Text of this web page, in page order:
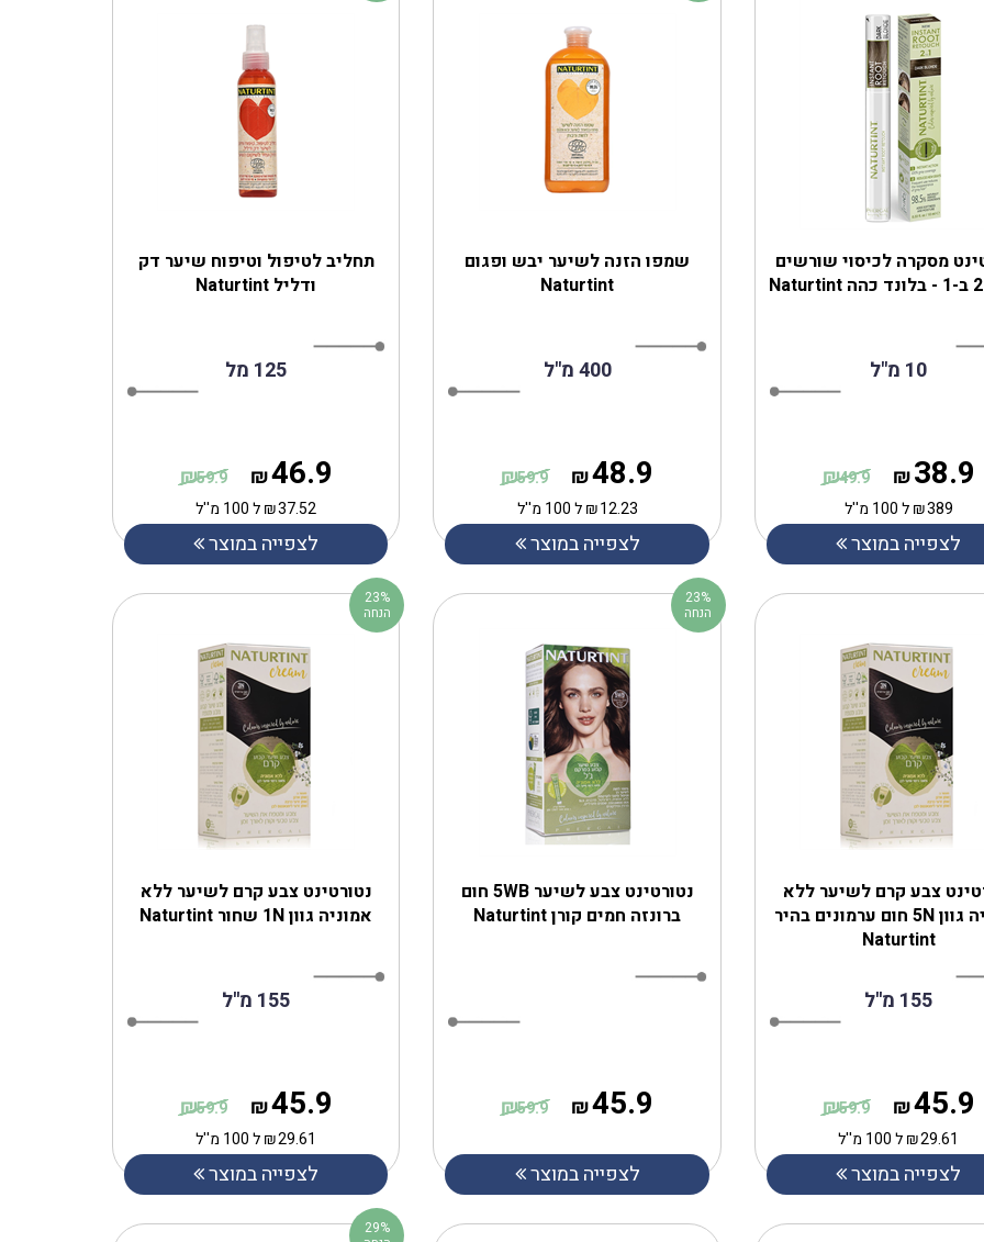
תחליב לטיפול וטיפוח שיער דק
ודליל Naturtint
125 מל
46.9
₪
59.9
₪
37.52
₪ל 100 מ''ל
לצפייה במוצר
שמפו הזנה לשיער יבש ופגום
Naturtint
400 מ"ל
48.9
₪
59.9
₪
12.23
₪ל 100 מ''ל
לצפייה במוצר
מסקרה לכיסוי שורשים
10 מ"ל
38.9
₪
49.9
₪
389
₪ל 100 מ''ל
לצפייה במוצר
נטורטינט צבע קרם לשיער ללא
אמוניה גוון 1N שחור Naturtint
155 מ''ל
45.9
₪
59.9
₪
29.61
₪ל 100 מ''ל
לצפייה במוצר
23%
הנחה
נטורטינט צבע לשיער 5WB חום
ברונזה חמים קורן Naturtint
45.9
₪
59.9
₪
לצפייה במוצר
23%
הנחה
צבע קרם לשיער ללא
אמוניה גוון 5N חום ערמונים בהיר
Naturtint
155 מ''ל
45.9
₪
59.9
₪
29.61
₪ל 100 מ''ל
לצפייה במוצר
29%